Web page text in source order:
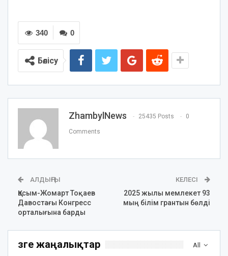
0
340
Бөлісу
ZhambylNews 25435 Posts 0
Comments
АЛДЫҢҒЫ
Қасым-Жомарт Тоқаев
Давостағы Конгресс
орталығына барды
КЕЛЕСІ
2025 жылы мемлекет 93
мың білім грантын бөлді
All
Өзге жаңалықтар